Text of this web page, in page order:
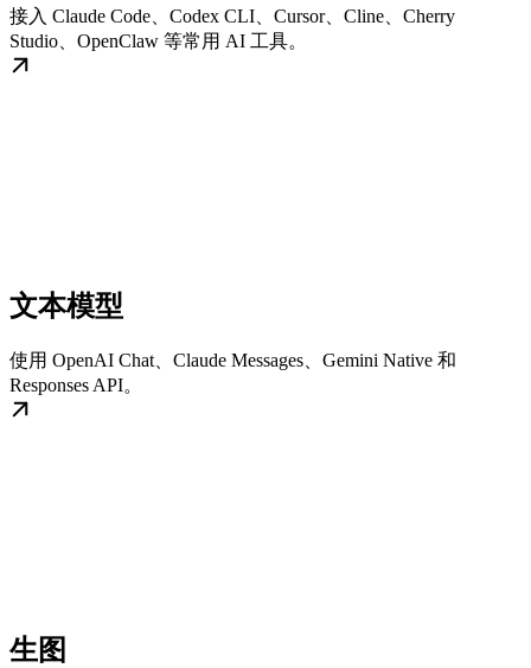
接入 Claude Code、Codex CLI、Cursor、Cline、Cherry
Studio、OpenClaw 等常用 AI 工具。
文本模型
使用 OpenAI Chat、Claude Messages、Gemini Native 和
Responses API。
生图